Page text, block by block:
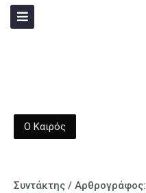
Ο Καιρός
Συντάκτης / Αρθρογράφος: